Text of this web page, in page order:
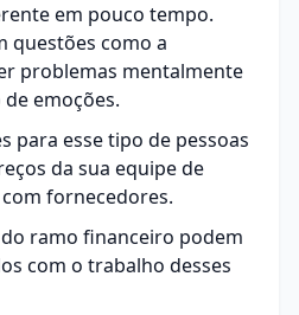
em pouco tempo.
questões como a
problemas mentalmente
emoções.
para esse tipo de pessoas
da sua equipe de
fornecedores.
ramo financeiro podem
com o trabalho desses